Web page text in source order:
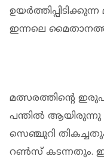
ഇന്നലെ
മത്സരത്തിന്റെ
പന്തിൽ
സെഞ്ചുറി
റൺസ് കടന്നതും.